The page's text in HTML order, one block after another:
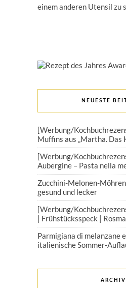
einem anderen Utensil zu
NEUESTE
[Werbung/
Muffins aus „Martha. Das
[Werbung/
Aubergine – Pasta nella
Zucchini-Melonen-
gesund und lecker
[Werbung/
| Frühstücksspeck |
Parmigiana di melanzane
italienische Sommer-
ARCHIV